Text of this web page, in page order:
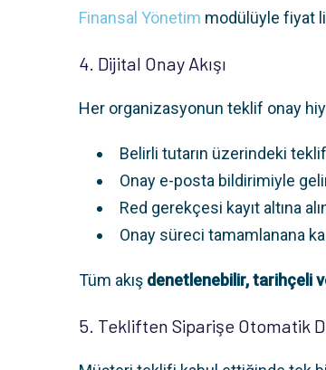
Finansal Yönetim modülüyle fiyat
4. Dijital Onay Akışı
Her organizasyonun teklif onay
Belirli tutarın üzerindeki
Onay e-posta bildirimiyle
Red gerekçesi kayıt altına
Onay süreci tamamlanana
Tüm akış denetlenebilir, tarihçeli
5. Tekliften Siparişe Otomatik